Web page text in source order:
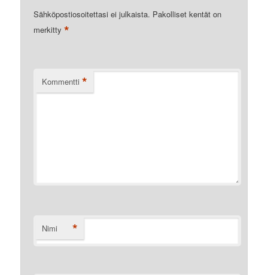
Sähköpostiosoitettasi ei julkaista. Pakolliset kentät on
merkitty*
Kommentti *
Nimi *